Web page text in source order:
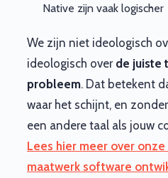
Native zijn vaak logischer
We zijn niet ideologisch
ideologisch over de juiste
probleem. Dat betekent
waar het schijnt, en
een andere taal als jouw
Lees hier meer over
maatwerk software